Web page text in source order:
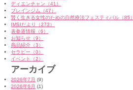
ディエンチャン（41）
ブレインジム（47）
賢く生きる女性のための自然療法フェスティバル（85）
IMSIだより（273）
表参道情報（6）
お知らせ（9）
商品紹介（3）
セラピー（0）
イベント（2）
アーカイブ
2026年7月 (9)
2026年6月 (1)